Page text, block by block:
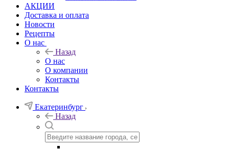
АКЦИИ
Доставка и оплата
Новости
Рецепты
О нас
Назад
О нас
О компании
Контакты
Контакты
Екатеринбург
Назад